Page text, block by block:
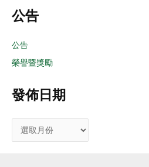
公告
公告
榮譽暨獎勵
發佈日期